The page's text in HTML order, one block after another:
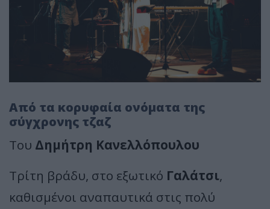
Από τα κορυφαία ονόματα της
σύγχρονης τζαζ
Του Δημήτρη Κανελλόπουλου
Τρίτη βράδυ, στο εξωτικό Γαλάτσι,
καθισμένοι αναπαυτικά στις πολύ